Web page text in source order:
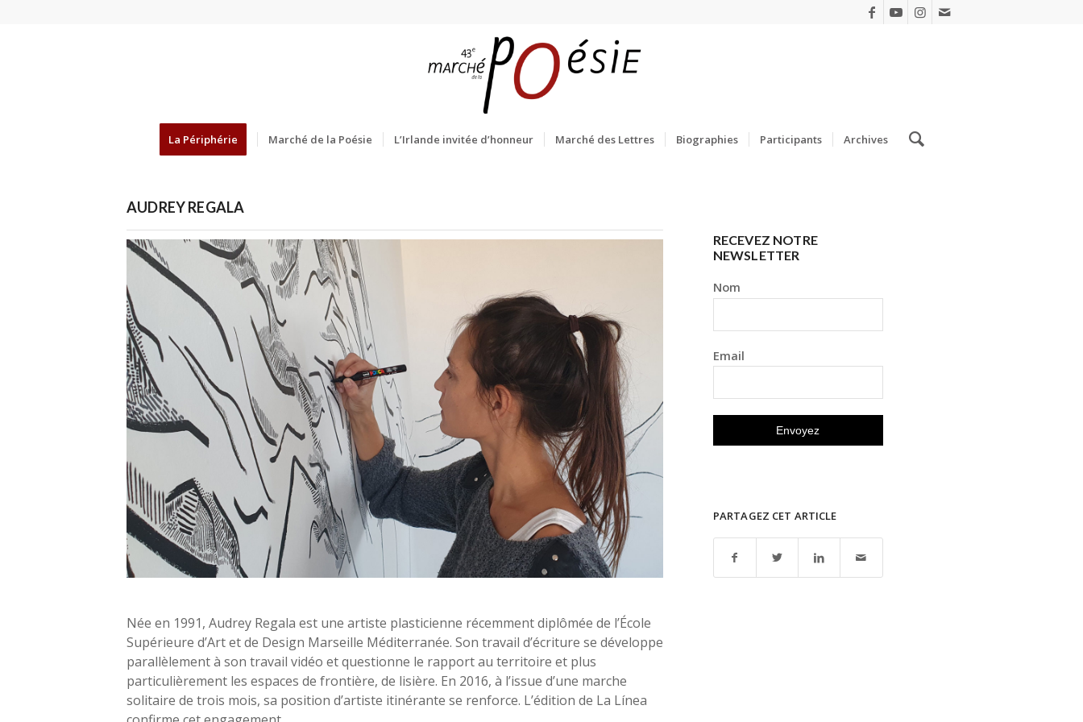
La Périphérie Marché de la Poésie L’Irlande invitée d’honneur Marché des Lettres Biographies Participants Archives
AUDREY REGALA
Audrey Regala. Photo D.R.
Née en 1991, Audrey Regala est une artiste plasticienne récemment diplômée de l’École
Supérieure d’Art et de Design Marseille Méditerranée. Son travail d’écriture se développe
parallèlement à son travail vidéo et questionne le rapport au territoire et plus
particulièrement les espaces de frontière, de lisière. En 2016, à l’issue d’une marche
solitaire de trois mois, sa position d’artiste itinérante se renforce. L’édition de La Línea
RECEVEZ NOTRE
NEWSLETTER
Nom
Email
PARTAGEZ CET ARTICLE